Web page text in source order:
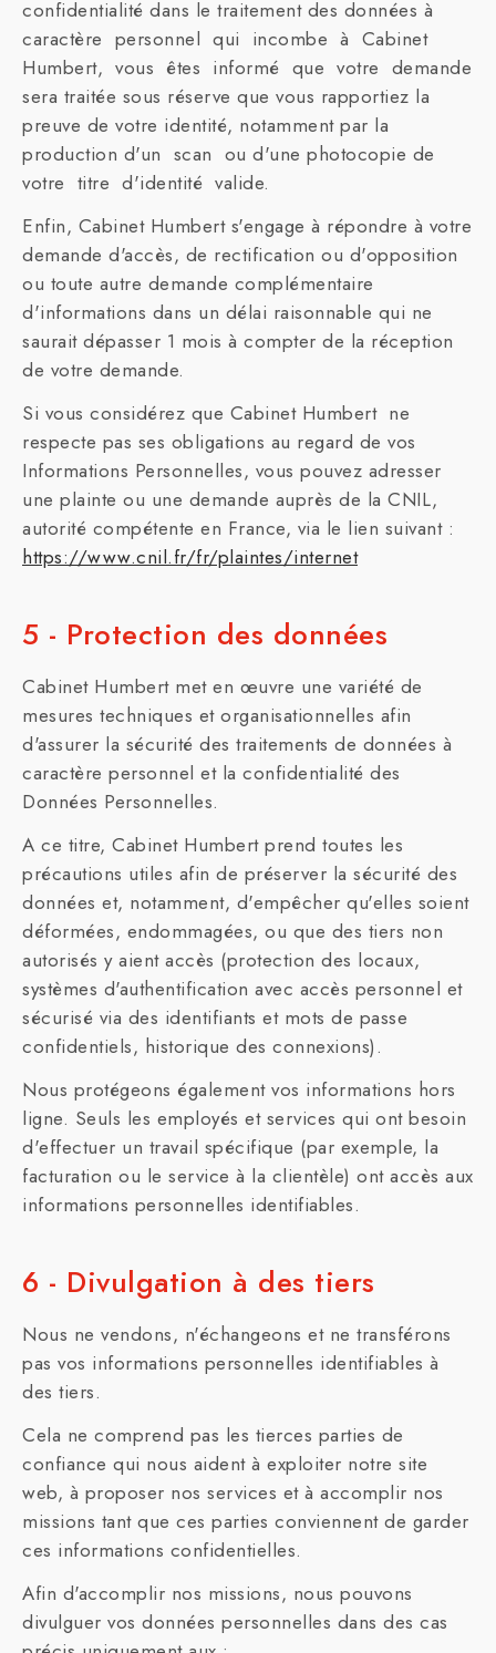
confidentialité dans le traitement des données à
caractère personnel qui incombe à Cabinet
Humbert, vous êtes informé que votre demande
sera traitée sous réserve que vous rapportiez la
preuve de votre identité, notamment par la
production d'un scan ou d'une photocopie de
votre titre d'identité valide.
Enfin, Cabinet Humbert s'engage à répondre à votre
demande d'accès, de rectification ou d'opposition
ou toute autre demande complémentaire
d'informations dans un délai raisonnable qui ne
saurait dépasser 1 mois à compter de la réception
de votre demande.
Si vous considérez que Cabinet Humbert ne
respecte pas ses obligations au regard de vos
Informations Personnelles, vous pouvez adresser
une plainte ou une demande auprès de la CNIL,
autorité compétente en France, via le lien suivant :
https://www.cnil.fr/fr/plaintes/internet
5 - Protection des données
Cabinet Humbert met en œuvre une variété de
mesures techniques et organisationnelles afin
d'assurer la sécurité des traitements de données à
caractère personnel et la confidentialité des
Données Personnelles.
A ce titre, Cabinet Humbert prend toutes les
précautions utiles afin de préserver la sécurité des
données et, notamment, d'empêcher qu'elles soient
déformées, endommagées, ou que des tiers non
autorisés y aient accès (protection des locaux,
systèmes d'authentification avec accès personnel et
sécurisé via des identifiants et mots de passe
confidentiels, historique des connexions).
Nous protégeons également vos informations hors
ligne. Seuls les employés et services qui ont besoin
d'effectuer un travail spécifique (par exemple, la
facturation ou le service à la clientèle) ont accès aux
informations personnelles identifiables.
6 - Divulgation à des tiers
Nous ne vendons, n'échangeons et ne transférons
pas vos informations personnelles identifiables à
des tiers.
Cela ne comprend pas les tierces parties de
confiance qui nous aident à exploiter notre site
web, à proposer nos services et à accomplir nos
missions tant que ces parties conviennent de garder
ces informations confidentielles.
Afin d'accomplir nos missions, nous pouvons
divulguer vos données personnelles dans des cas